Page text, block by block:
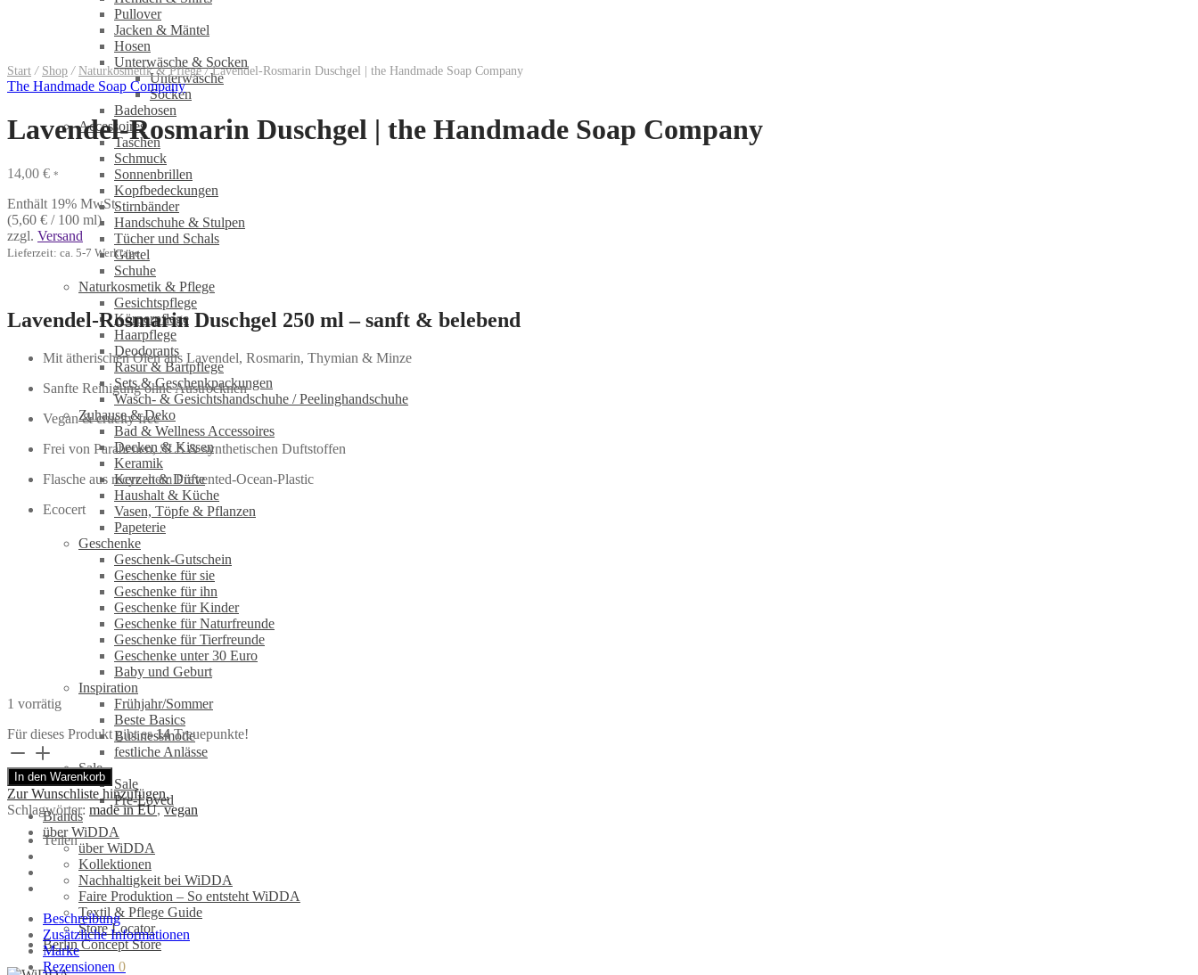
Pullover
Jacken & Mäntel
Hosen
Unterwäsche & Socken
Unterwäsche
Socken
Badehosen
Accessoires
Taschen
Schmuck
Sonnenbrillen
Kopfbedeckungen
Stirnbänder
Handschuhe & Stulpen
Tücher und Schals
Gürtel
Schuhe
Naturkosmetik & Pflege
Gesichtspflege
Körperpflege
Haarpflege
Deodorants
Rasur & Bartpflege
Sets & Geschenkpackungen
Wasch‑ & Gesichtshandschuhe / Peelinghandschuhe
Zuhause & Deko
Bad & Wellness Accessoires
Decken & Kissen
Keramik
Kerzen & Düfte
Haushalt & Küche
Vasen, Töpfe & Pflanzen
Papeterie
Geschenke
Geschenk-Gutschein
Geschenke für sie
Geschenke für ihn
Geschenke für Kinder
Geschenke für Naturfreunde
Geschenke für Tierfreunde
Geschenke unter 30 Euro
Baby und Geburt
Inspiration
Frühjahr/Sommer
Beste Basics
Businessmode
festliche Anlässe
Sale
Sale
Pre-Loved
Brands
über WiDDA
über WiDDA
Kollektionen
Nachhaltigkeit bei WiDDA
Faire Produktion – So entsteht WiDDA
Textil & Pflege Guide
Store Locator
Berlin Concept Store
Start / Shop / Naturkosmetik & Pflege /Lavendel-Rosmarin Duschgel | the Handmade Soap Company
The Handmade Soap Company
Lavendel-Rosmarin Duschgel | the Handmade Soap Company
14,00 € *
Enthält 19% MwSt.
(5,60 € / 100 ml)
zzgl. Versand
Lieferzeit: ca. 5-7 Werktage
Lavendel-Rosmarin Duschgel 250 ml – sanft & belebend
Mit ätherischen Ölen aus Lavendel, Rosmarin, Thymian & Minze
Sanfte Reinigung ohne Austrocknen
Vegan & cruelty free
Frei von Parabenen, SLS & synthetischen Duftstoffen
Flasche aus recyceltem Prevented-Ocean-Plastic
Ecocert
1 vorrätig
Für dieses Produkt gibt es14Treuepunkte!
Lavendel-
Rosmarin
Duschgel
|
the
Handmade
Soap
Company
Menge
In den Warenkorb
Zur Wunschliste hinzufügen.
Schlagwörter: made in EU,vegan
Teilen
Beschreibung
Zusätzliche Informationen
Marke
Rezensionen 0